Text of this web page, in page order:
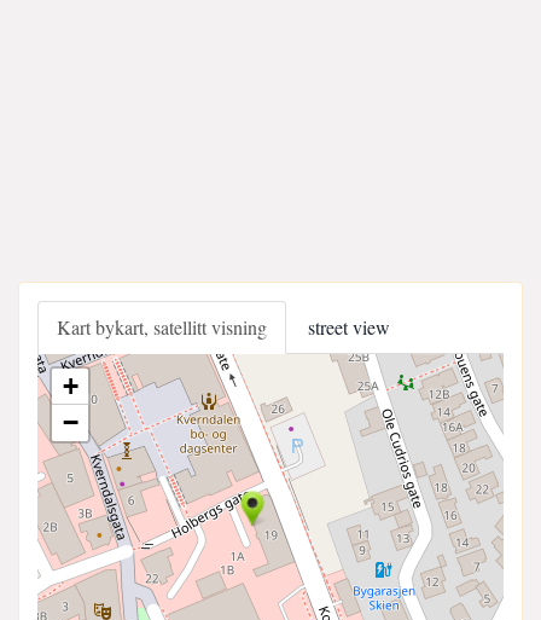
Kart bykart, satellitt visning street view
+
−